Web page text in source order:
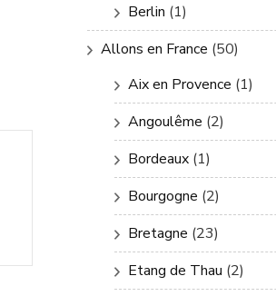
Berlin (1)
Allons en France (50)
Aix en Provence (1)
Angoulême (2)
Bordeaux (1)
Bourgogne (2)
Bretagne (23)
Etang de Thau (2)